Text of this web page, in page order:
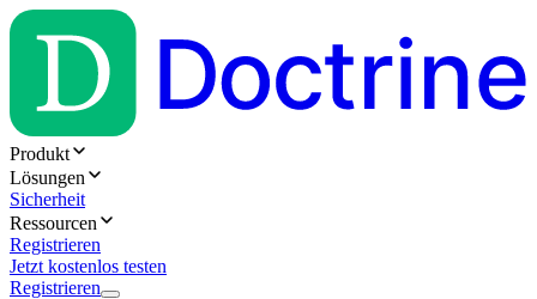
Produkt
Lösungen
Sicherheit
Ressourcen
Registrieren
Jetzt kostenlos testen
Registrieren